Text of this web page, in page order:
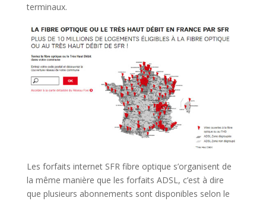
terminaux.
Les forfaits internet SFR fibre optique s’organisent de
la même manière que les forfaits ADSL, c’est à dire
que plusieurs abonnements sont disponibles selon le